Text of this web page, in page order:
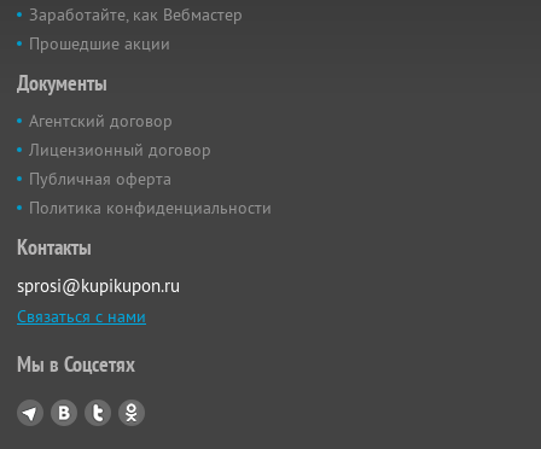
Заработайте, как Вебмастер
Прошедшие акции
Документы
Агентский договор
Лицензионный договор
Публичная оферта
Политика конфиденциальности
Контакты
sprosi@kupikupon.ru
Связаться с нами
Мы в Соцсетях